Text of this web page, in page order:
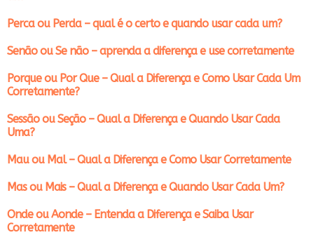
Perca ou Perda – qual é o certo e quando usar cada um?
Senão ou Se não – aprenda a diferença e use corretamente
Porque ou Por Que – Qual a Diferença e Como Usar Cada Um
Corretamente?
Sessão ou Seção – Qual a Diferença e Quando Usar Cada
Uma?
Mau ou Mal – Qual a Diferença e Como Usar Corretamente
Mas ou Mais – Qual a Diferença e Quando Usar Cada Um?
Onde ou Aonde – Entenda a Diferença e Saiba Usar
Corretamente